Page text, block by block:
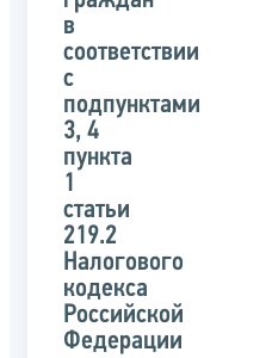
в
соответствии
с
подпунктами
3, 4
пункта
1
статьи
219.2
Налогового
кодекса
Российской
Федерации